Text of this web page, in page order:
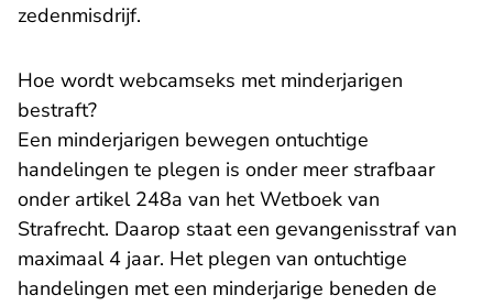
zedenmisdrijf.
Hoe wordt webcamseks met minderjarigen
bestraft?
Een minderjarigen bewegen ontuchtige
handelingen te plegen is onder meer strafbaar
onder artikel 248a van het Wetboek van
Strafrecht. Daarop staat een gevangenisstraf van
maximaal 4 jaar. Het plegen van ontuchtige
handelingen met een minderjarige beneden de